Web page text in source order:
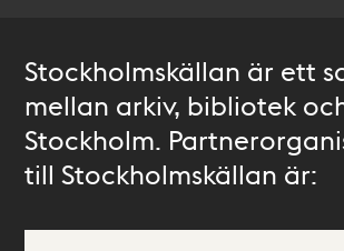
Stockholmskällan är ett
mellan arkiv, bibliotek
Stockholm.
till Stockholmskällan är: